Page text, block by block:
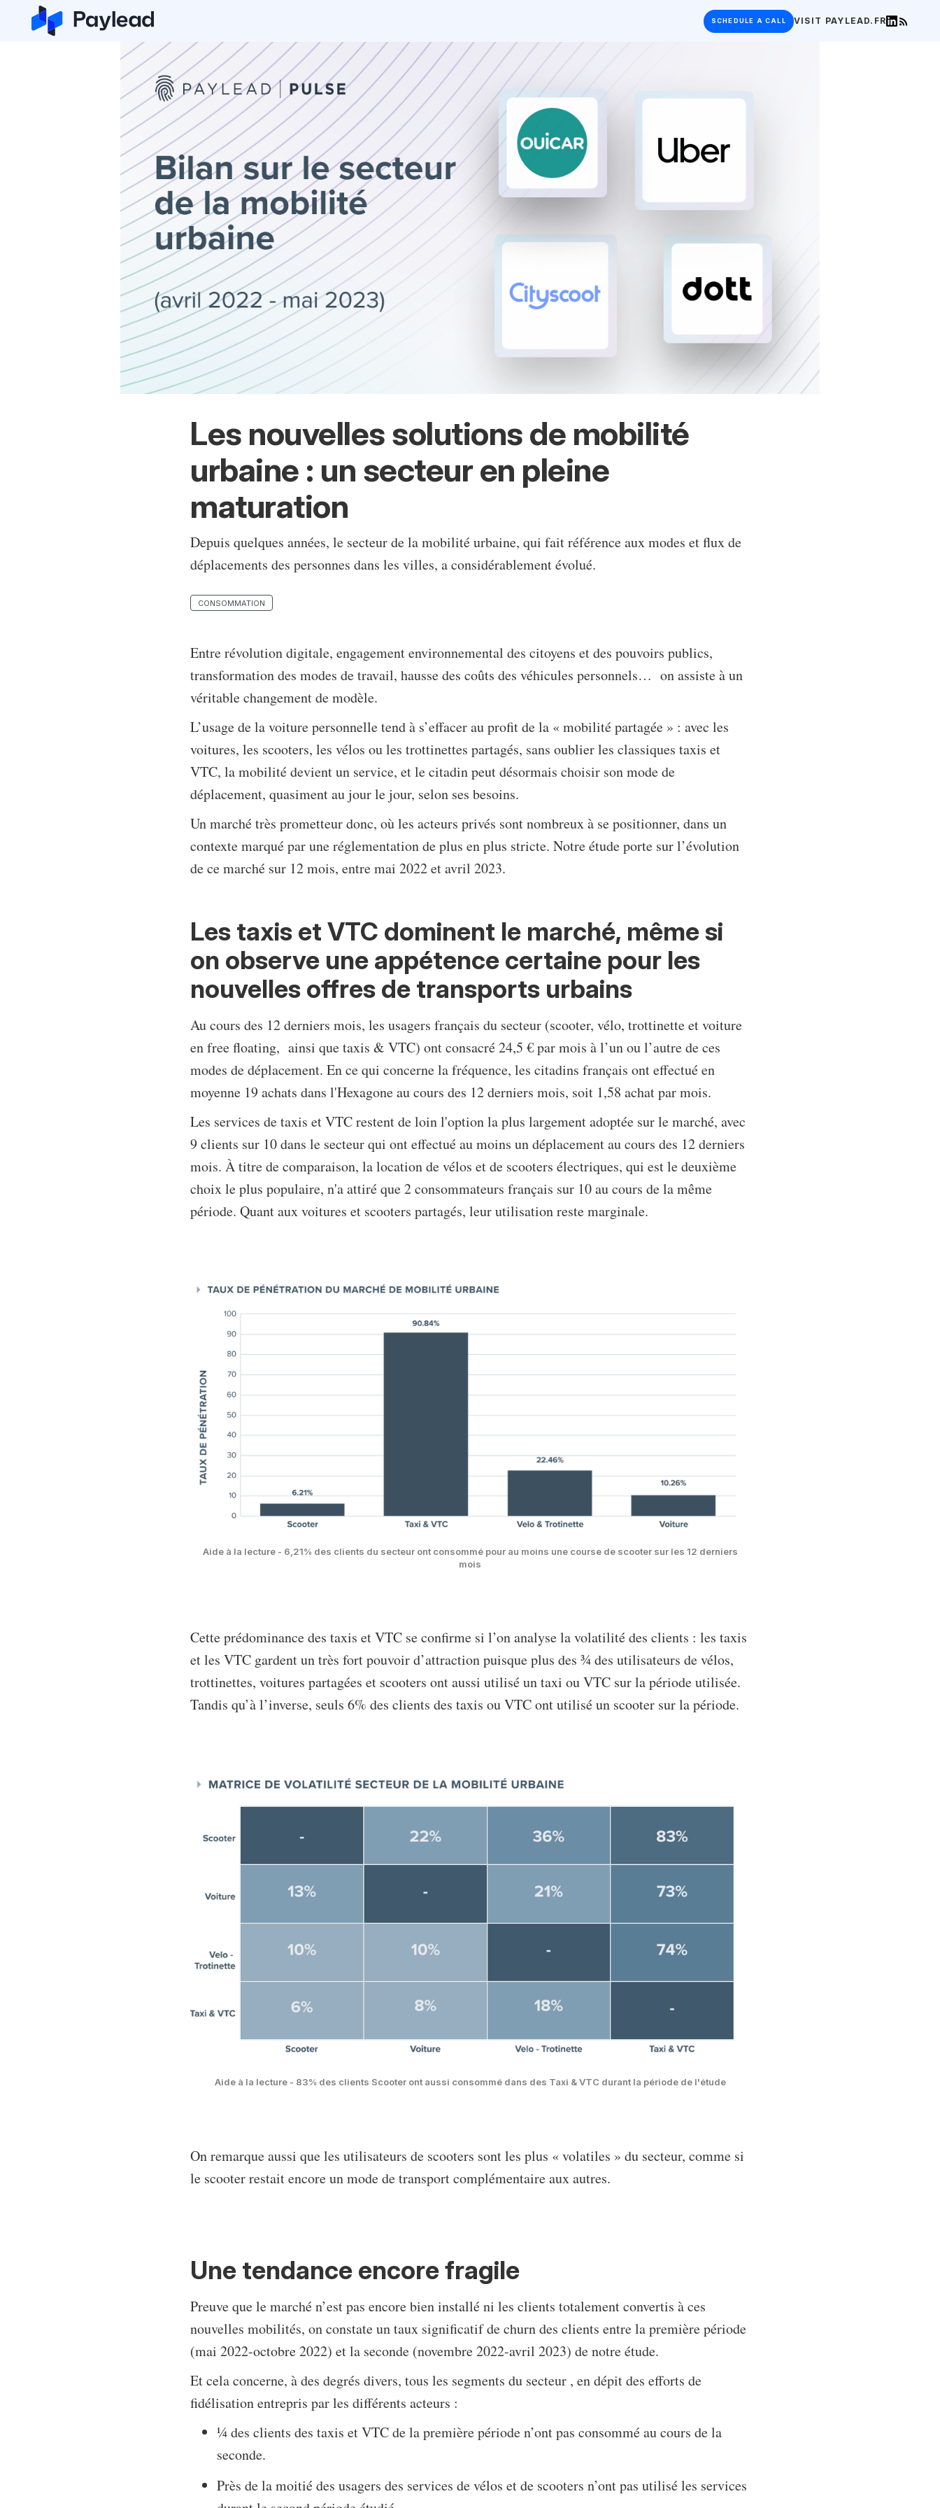
SCHEDULE A CALL VISIT PAYLEAD.FR
Les nouvelles solutions de mobilité
urbaine : un secteur en pleine
maturation
Depuis quelques années, le secteur de la mobilité urbaine, qui fait référence aux modes et flux de
déplacements des personnes dans les villes, a considérablement évolué.
CONSOMMATION
Entre révolution digitale, engagement environnemental des citoyens et des pouvoirs publics,
transformation des modes de travail, hausse des coûts des véhicules personnels… on assiste à un
véritable changement de modèle.
L’usage de la voiture personnelle tend à s’effacer au profit de la « mobilité partagée » : avec les
voitures, les scooters, les vélos ou les trottinettes partagés, sans oublier les classiques taxis et
VTC, la mobilité devient un service, et le citadin peut désormais choisir son mode de
déplacement, quasiment au jour le jour, selon ses besoins.
Un marché très prometteur donc, où les acteurs privés sont nombreux à se positionner, dans un
contexte marqué par une réglementation de plus en plus stricte. Notre étude porte sur l’évolution
de ce marché sur 12 mois, entre mai 2022 et avril 2023.
Les taxis et VTC dominent le marché, même si
on observe une appétence certaine pour les
nouvelles offres de transports urbains
Au cours des 12 derniers mois, les usagers français du secteur (scooter, vélo, trottinette et voiture
en free floating, ainsi que taxis & VTC) ont consacré 24,5 € par mois à l’un ou l’autre de ces
modes de déplacement. En ce qui concerne la fréquence, les citadins français ont effectué en
moyenne 19 achats dans l'Hexagone au cours des 12 derniers mois, soit 1,58 achat par mois.
Les services de taxis et VTC restent de loin l'option la plus largement adoptée sur le marché, avec
9 clients sur 10 dans le secteur qui ont effectué au moins un déplacement au cours des 12 derniers
mois. À titre de comparaison, la location de vélos et de scooters électriques, qui est le deuxième
choix le plus populaire, n'a attiré que 2 consommateurs français sur 10 au cours de la même
période. Quant aux voitures et scooters partagés, leur utilisation reste marginale.
Aide à la lecture - 6,21% des clients du secteur ont consommé pour au moins une course de scooter sur les 12 derniers
mois
Cette prédominance des taxis et VTC se confirme si l’on analyse la volatilité des clients : les taxis
et les VTC gardent un très fort pouvoir d’attraction puisque plus des ¾ des utilisateurs de vélos,
trottinettes, voitures partagées et scooters ont aussi utilisé un taxi ou VTC sur la période utilisée.
Tandis qu’à l’inverse, seuls 6% des clients des taxis ou VTC ont utilisé un scooter sur la période.
Aide à la lecture - 83% des clients Scooter ont aussi consommé dans des Taxi & VTC durant la période de l'étude
On remarque aussi que les utilisateurs de scooters sont les plus « volatiles » du secteur, comme si
le scooter restait encore un mode de transport complémentaire aux autres.
Une tendance encore fragile
Preuve que le marché n’est pas encore bien installé ni les clients totalement convertis à ces
nouvelles mobilités, on constate un taux significatif de churn des clients entre la première période
(mai 2022-octobre 2022) et la seconde (novembre 2022-avril 2023) de notre étude.
Et cela concerne, à des degrés divers, tous les segments du secteur , en dépit des efforts de
fidélisation entrepris par les différents acteurs :
¼ des clients des taxis et VTC de la première période n’ont pas consommé au cours de la
seconde.
Près de la moitié des usagers des services de vélos et de scooters n’ont pas utilisé les services